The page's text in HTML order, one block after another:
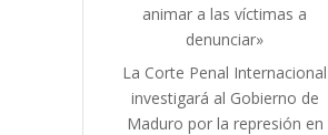
animar a las víctimas a
denunciar»
La Corte Penal Internacional
investigará al Gobierno de
Maduro por la represión en